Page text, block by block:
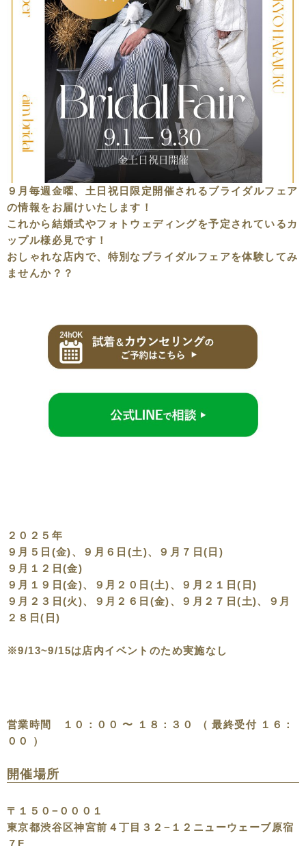
９月毎週金曜、土日祝日限定開催されるブライダルフェア
の情報をお届けいたします！
これから結婚式やフォトウェディングを予定されているカ
ップル様必見です！
おしゃれな店内で、特別なブライダルフェアを体験してみ
ませんか？？
２０２５年
９月５日(金)、９月６日(土)、９月７日(日)
９月１２日(金)
９月１９日(金)、９月２０日(土)、９月２１日(日)
９月２３日(火)、９月２６日(金)、９月２７日(土)、９月
２８日(日)
※9/13~9/15は店内イベントのため実施なし
営業時間 １０：００ 〜 １８：３０ （ 最終受付 １６：
００ ）
開催場所
〒１５０−０００１
東京都渋谷区神宮前４丁目３２−１２ニューウェーブ原宿